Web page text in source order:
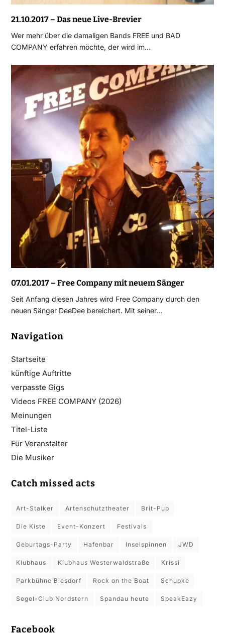
21.10.2017 – Das neue Live-Brevier
Wer mehr über die damaligen Bands FREE und BAD
COMPANY erfahren möchte, der wird im…
07.01.2017 – Free Company mit neuem Sänger
Seit Anfang diesen Jahres wird Free Company durch den
neuen Sänger DeeDee bereichert. Mit seiner…
Navigation
Startseite
künftige Auftritte
verpasste Gigs
Videos FREE COMPANY (2026)
Meinungen
Titel-Liste
Für Veranstalter
Die Musiker
Catch missed acts
Art-Stalker Artenschutztheater Brit-Pub
Die Kiste Event-Konzert Festivals
Geburtags-Party Hafenbar Inselspinnen JWD
Klubhaus Klubhaus Westerwaldstraße Krissi
Parkbühne Biesdorf Rock on the Boat Schupke
Segel-Club Nordstern Spandau heute SpeakEazy
Facebook